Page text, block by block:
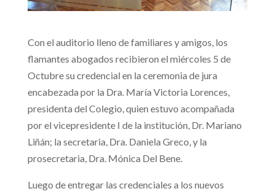
Con el auditorio lleno de familiares y amigos, los
flamantes abogados recibieron el miércoles 5 de
Octubre su credencial en la ceremonia de jura
encabezada por la Dra. María Victoria Lorences,
presidenta del Colegio, quien estuvo acompañada
por el vicepresidente I de la institución, Dr. Mariano
Liñán; la secretaria, Dra. Daniela Greco, y la
prosecretaria, Dra. Mónica Del Bene.
Luego de entregar las credenciales a los nuevos